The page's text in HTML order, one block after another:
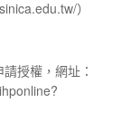
）
授權，網址：